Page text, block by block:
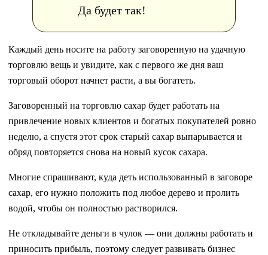
Да будет так!
Каждый день носите на работу заговоренную на удачную
торговлю вещь и увидите, как с первого же дня ваш
торговый оборот начнет расти, а вы богатеть.
Заговоренный на торговлю сахар будет работать на
привлечение новых клиентов и богатых покупателей ровно
неделю, а спустя этот срок старый сахар выпарывается и
обряд повторяется снова на новый кусок сахара.
Многие спрашивают, куда деть использованный в заговоре
сахар, его нужно положить под любое дерево и пролить
водой, чтобы он полностью растворился.
Не откладывайте деньги в чулок — они должны работать и
приносить прибыль, поэтому следует развивать бизнес